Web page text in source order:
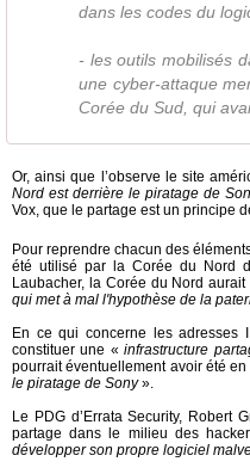
dans les codes du
- les outils mobilisés
une cyber-attaque
Corée du Sud, qui
Or, ainsi que l’observe le site
Nord est derrière le piratage de
Vox, que le partage est un principe
Pour reprendre chacun des
été utilisé par la Corée du Nord
Laubacher, la Corée du Nord aurait
qui met à mal l'hypothèse de la
En ce qui concerne les adresses
constituer une «infrastructure
pourrait éventuellement avoir été
le piratage de Sony».
Le PDG d’Errata Security, Robert
partage dans le milieu des
développer son propre logiciel